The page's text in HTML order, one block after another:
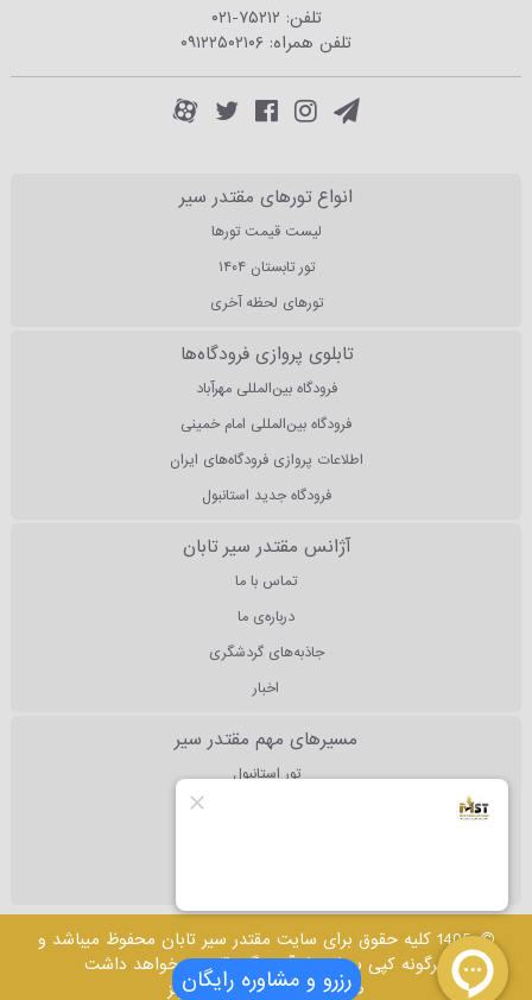
تلفن: ۰۲۱-۷۵۲۱۲
تلفن همراه: ۰۹۱۲۲۵۰۲۱۰۶
انواع تورهای مقتدر سیر
لیست قیمت تورها
تور تابستان ۱۴۰۴
تورهای لحظه آخری
تابلوی پروازی فرودگاه‌ها
فرودگاه بین‌المللی مهرآباد
فرودگاه بین‌المللی امام خمینی
اطلاعات پروازی فرودگاه‌های ایران
فرودگاه جدید استانبول
آژانس مقتدر سیر تابان
تماس با ما
درباره‌ی ما
جاذبه‌های گردشگری
اخبار
مسیرهای مهم مقتدر سیر
تور استانبول
1405 کلیه حقوق برای سایت مقتدر سیر تابان محفوظ میباشد و
هرگونه کپی برداری از آن پیگرد قانونی خواهد داشت
طراحی وب سایت: پرشین تولز
رزرو و مشاوره رایگان